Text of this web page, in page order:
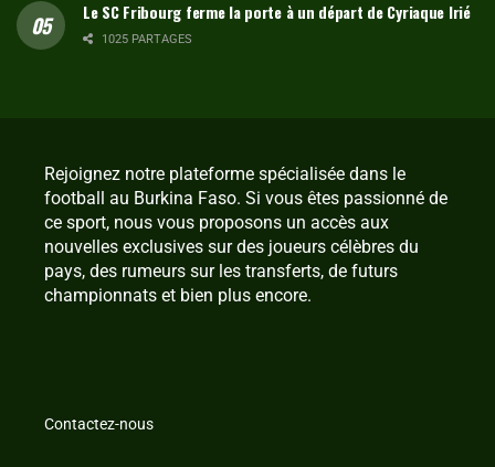
Le SC Fribourg ferme la porte à un départ de Cyriaque Irié
1025 PARTAGES
Rejoignez notre plateforme spécialisée dans le
football au Burkina Faso. Si vous êtes passionné de
ce sport, nous vous proposons un accès aux
nouvelles exclusives sur des joueurs célèbres du
pays, des rumeurs sur les transferts, de futurs
championnats et bien plus encore.
Contactez-nous